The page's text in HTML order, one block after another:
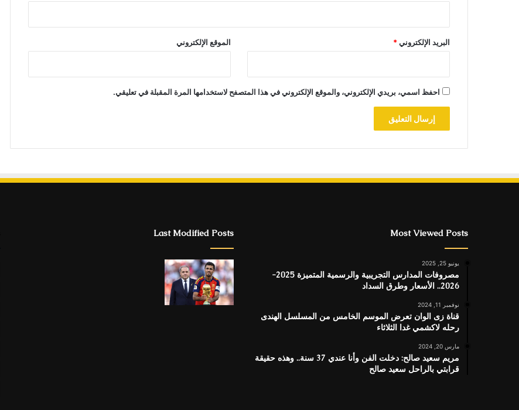
البريد الإلكتروني* الموقع الإلكتروني
احفظ اسمي، بريدي الإلكتروني، والموقع الإلكتروني في هذا المتصفح لاستخدامها المرة المقبلة في تعليقي.
Most Viewed Posts
يونيو 25, 2025
مصروفات المدارس التجريبية والرسمية المتميزة 2025-
2026.. الأسعار وطرق السداد
نوفمبر 11, 2024
قناة زى الوان تعرض الموسم الخامس من المسلسل الهندى
رحله لاكشمي غدا الثلاثاء
مارس 20, 2024
مريم سعيد صالح: دخلت الفن وأنا عندي 37 سنة.. وهذه حقيقة
قرابتي بالراحل سعيد صالح
Last Modified Posts